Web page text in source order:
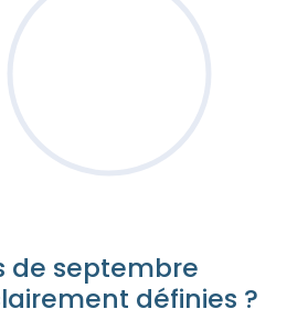
de septembre
définies ?